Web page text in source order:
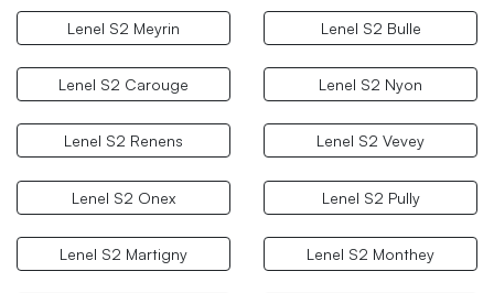
Lenel S2 Meyrin Lenel S2 Bulle
Lenel S2 Carouge Lenel S2 Nyon
Lenel S2 Renens Lenel S2 Vevey
Lenel S2 Onex Lenel S2 Pully
Lenel S2 Martigny Lenel S2 Monthey